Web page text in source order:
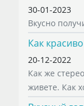
30-01-2023
Вкусно
Как
20-12-2022
Как же
живете. Как